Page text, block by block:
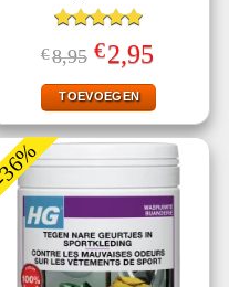
Gewaardeerd
5.00uit 5
€8,95 Oorspronkelijke
prijs
was:
€8,95.
€2,95
is:
€2,95.
TOEVOEGEN